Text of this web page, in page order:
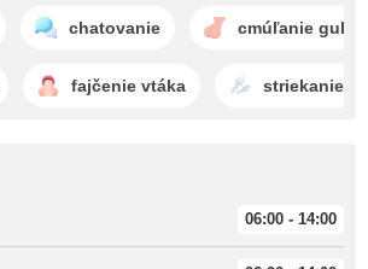
chatovanie cmúľanie gulí
fajčenie vtáka striekanie
06:00 - 14:00